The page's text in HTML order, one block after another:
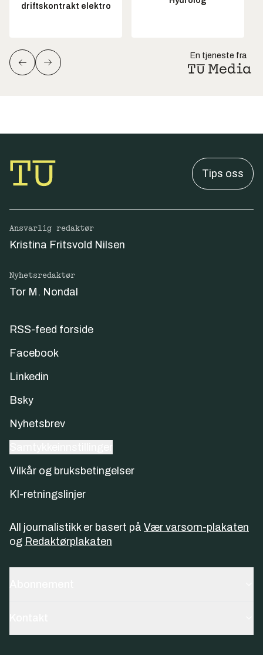
driftskontrakt elektro
En tjeneste fra
Tips oss
Ansvarlig redaktør
Kristina Fritsvold Nilsen
Nyhetsredaktør
Tor M. Nondal
RSS-feed forside
Facebook
Linkedin
Bsky
Nyhetsbrev
Vilkår og bruksbetingelser
KI-retningslinjer
All journalistikk er basert på Vær varsom-plakaten
og Redaktørplakaten